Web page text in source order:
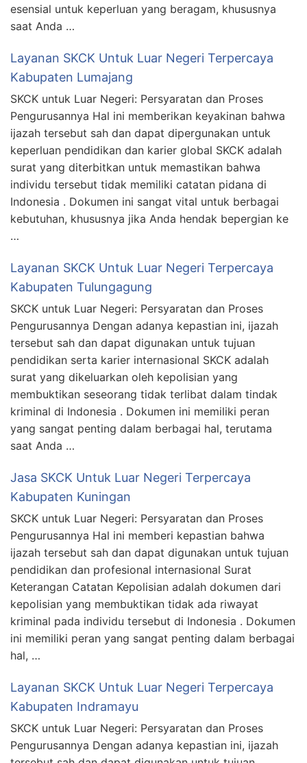
esensial untuk keperluan yang beragam, khususnya
saat Anda …
Layanan SKCK Untuk Luar Negeri Terpercaya
Kabupaten Lumajang
SKCK untuk Luar Negeri: Persyaratan dan Proses
Pengurusannya Hal ini memberikan keyakinan bahwa
ijazah tersebut sah dan dapat dipergunakan untuk
keperluan pendidikan dan karier global SKCK adalah
surat yang diterbitkan untuk memastikan bahwa
individu tersebut tidak memiliki catatan pidana di
Indonesia . Dokumen ini sangat vital untuk berbagai
kebutuhan, khususnya jika Anda hendak bepergian ke
…
Layanan SKCK Untuk Luar Negeri Terpercaya
Kabupaten Tulungagung
SKCK untuk Luar Negeri: Persyaratan dan Proses
Pengurusannya Dengan adanya kepastian ini, ijazah
tersebut sah dan dapat digunakan untuk tujuan
pendidikan serta karier internasional SKCK adalah
surat yang dikeluarkan oleh kepolisian yang
membuktikan seseorang tidak terlibat dalam tindak
kriminal di Indonesia . Dokumen ini memiliki peran
yang sangat penting dalam berbagai hal, terutama
saat Anda …
Jasa SKCK Untuk Luar Negeri Terpercaya
Kabupaten Kuningan
SKCK untuk Luar Negeri: Persyaratan dan Proses
Pengurusannya Hal ini memberi kepastian bahwa
ijazah tersebut sah dan dapat digunakan untuk tujuan
pendidikan dan profesional internasional Surat
Keterangan Catatan Kepolisian adalah dokumen dari
kepolisian yang membuktikan tidak ada riwayat
kriminal pada individu tersebut di Indonesia . Dokumen
ini memiliki peran yang sangat penting dalam berbagai
hal, …
Layanan SKCK Untuk Luar Negeri Terpercaya
Kabupaten Indramayu
SKCK untuk Luar Negeri: Persyaratan dan Proses
Pengurusannya Dengan adanya kepastian ini, ijazah